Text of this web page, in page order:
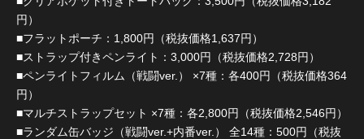
円）
■フラットポーチ：1,800円（税抜価格1,637円）
■ストラップ付きペンライト：3,000円（税抜価格2,728円）
■ペンライトフィルム（戦闘ver.） ×7種：各400円（税抜価格364
円）
■マルチストラップセット ×7種：各2,800円（税抜価格2,546円）
■ランダム缶バッジ（戦闘ver.+内番ver.） 全14種：500円（税抜